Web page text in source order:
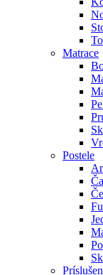
Matrace
Postele